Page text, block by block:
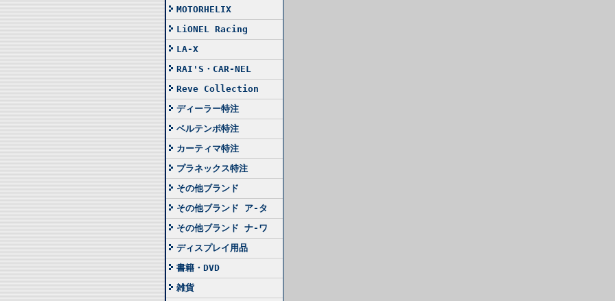
MOTORHELIX
LiONEL Racing
LA-X
RAI'S・CAR-NEL
Reve Collection
ディーラー特注
ベルテンポ特注
カーティマ特注
プラネックス特注
その他ブランド
その他ブランド ア-タ
その他ブランド ナ-ワ
ディスプレイ用品
書籍・DVD
雑貨